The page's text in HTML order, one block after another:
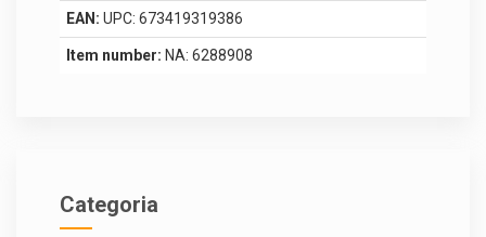
EAN: UPC: 673419319386
Item number: NA: 6288908
Categoria